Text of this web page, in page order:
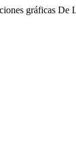
gráficas